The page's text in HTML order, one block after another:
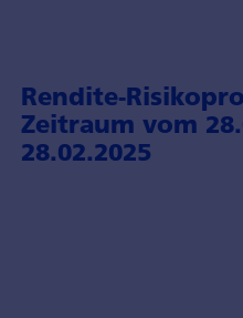
Rendite-
Zeitraum vom
28.02.2025